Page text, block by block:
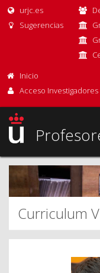
urjc.es
Sugerencias
Inicio
Acceso Investigadores
Curriculum